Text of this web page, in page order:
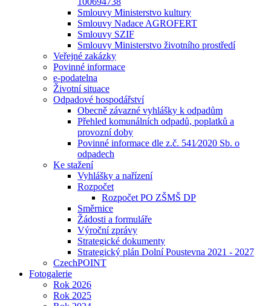
Smlouvy Ministerstvo kultury
Smlouvy Nadace AGROFERT
Smlouvy SZIF
Smlouvy Ministerstvo životního prostředí
Veřejné zakázky
Povinné informace
e-podatelna
Životní situace
Odpadové hospodářství
Obecně závazné vyhlášky k odpadům
Přehled komunálních odpadů, poplatků a
provozní doby
Povinné informace dle z.č. 541⁄2020 Sb. o
odpadech
Ke stažení
Vyhlášky a nařízení
Rozpočet
Rozpočet PO ZŠMŠ DP
Směrnice
Žádosti a formuláře
Výroční zprávy
Strategické dokumenty
Strategický plán Dolní Poustevna 2021 - 2027
CzechPOINT
Fotogalerie
Rok 2026
Rok 2025